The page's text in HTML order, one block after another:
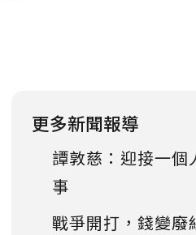
更多新聞報導
譚敦慈：迎接一個
事
戰爭開打，錢變廢